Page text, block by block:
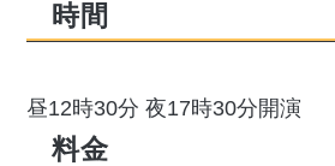
時間
昼12時30分 夜17時30分開演
料金